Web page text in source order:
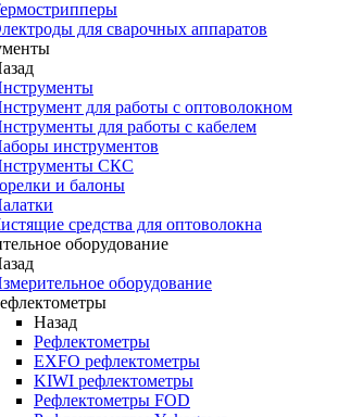
для сварочных аппаратов
для работы с оптоволокном
для работы с кабелем
инструментов
СКС
и балоны
средства для оптоволокна
оборудование
оборудование
Назад
Рефлектометры
EXFO рефлектометры
KIWI рефлектометры
Рефлектометры FOD